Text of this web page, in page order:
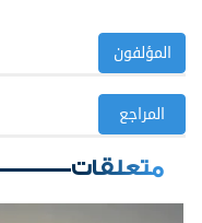
المؤلفون
المراجع
متعلقات